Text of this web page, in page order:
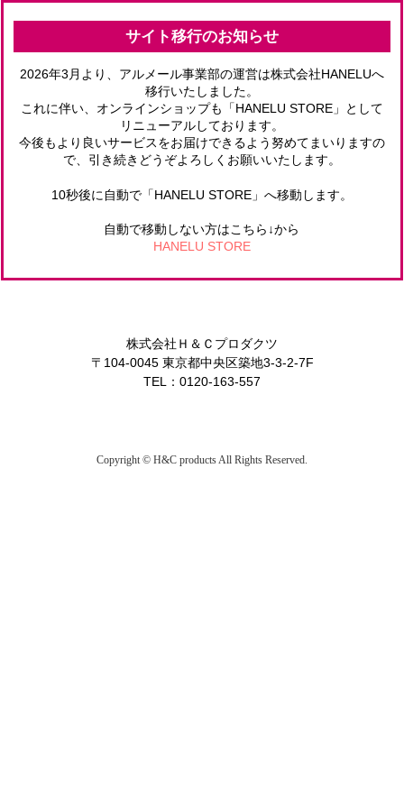
サイト移行のお知らせ
2026年3月より、アルメール事業部の運営は株式会社HANELUへ
移行いたしました。
これに伴い、オンラインショップも「HANELU STORE」として
リニューアルしております。
今後もより良いサービスをお届けできるよう努めてまいりますの
で、引き続きどうぞよろしくお願いいたします。
10秒後に自動で「HANELU STORE」へ移動します。
自動で移動しない方はこちら↓から
HANELU STORE
株式会社Ｈ＆Ｃプロダクツ
〒104-0045 東京都中央区築地3-3-2-7F
TEL：0120-163-557
Copyright © H&C products All Rights Reserved.